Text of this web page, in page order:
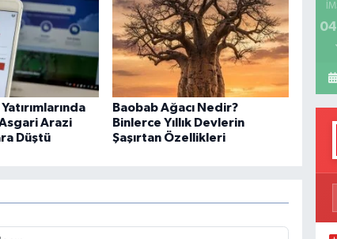
Yatırımlarında
Arazi
Düştü
Baobab Ağacı Nedir?
Binlerce Yıllık Devlerin
Şaşırtan Özellikleri